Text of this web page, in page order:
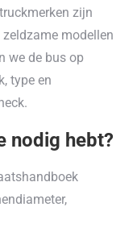
zijn
modellen
we de bus op
type en
nodig hebt?